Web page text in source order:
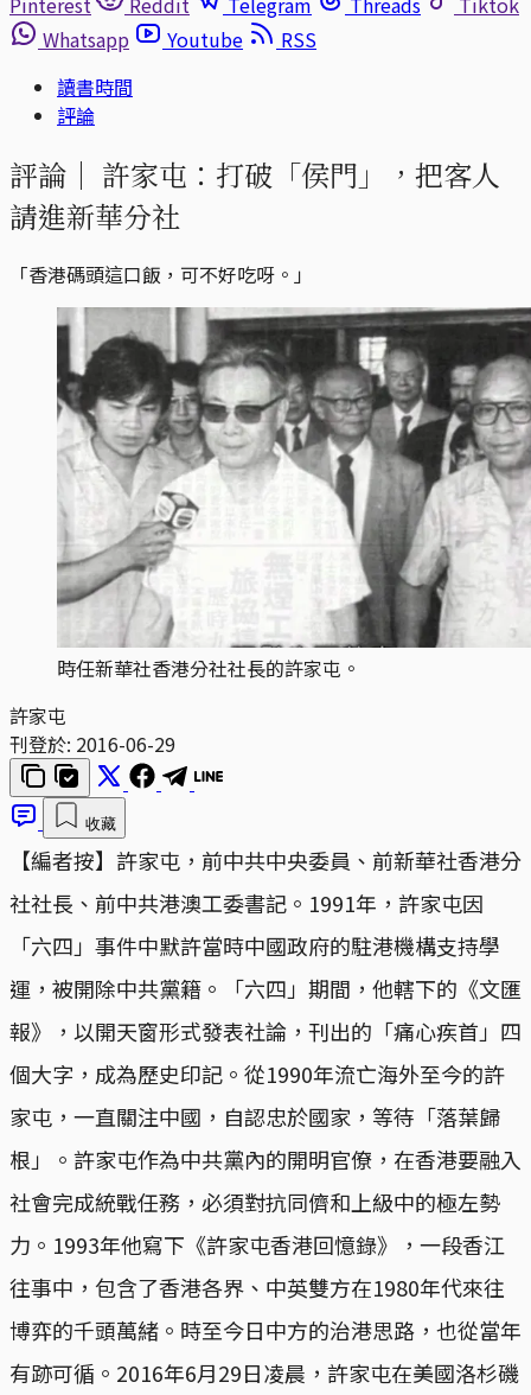
Whatsapp
Youtube
RSS
讀書時間
評論
評論｜ 許家屯：打破「侯門」，把客人
請進新華分社
「香港碼頭這口飯，可不好吃呀。」
時任新華社香港分社社長的許家屯。
許家屯
刊登於: 2016-06-29
收藏
【編者按】許家屯，前中共中央委員、前新華社香港分
社社長、前中共港澳工委書記。1991年，許家屯因
「六四」事件中默許當時中國政府的駐港機構支持學
運，被開除中共黨籍。「六四」期間，他轄下的《文匯
報》，以開天窗形式發表社論，刊出的「痛心疾首」四
個大字，成為歷史印記。從1990年流亡海外至今的許
家屯，一直關注中國，自認忠於國家，等待「落葉歸
根」。許家屯作為中共黨內的開明官僚，在香港要融入
社會完成統戰任務，必須對抗同儕和上級中的極左勢
力。1993年他寫下《許家屯香港回憶錄》，一段香江
往事中，包含了香港各界、中英雙方在1980年代來往
博弈的千頭萬緒。時至今日中方的治港思路，也從當年
有跡可循。2016年6月29日凌晨，許家屯在美國洛杉磯